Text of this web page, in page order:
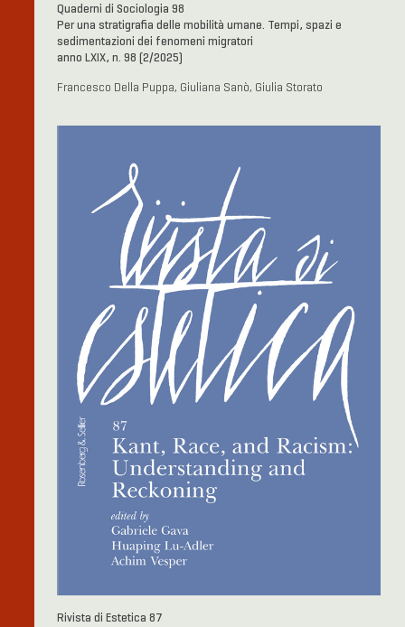
Quaderni di Sociologia 98
Per una stratigrafia delle mobilità umane. Tempi, spazi e
sedimentazioni dei fenomeni migratori
anno LXIX, n. 98 (2/2025)
Francesco Della Puppa, Giuliana Sanò, Giulia Storato
Rivista di Estetica 87